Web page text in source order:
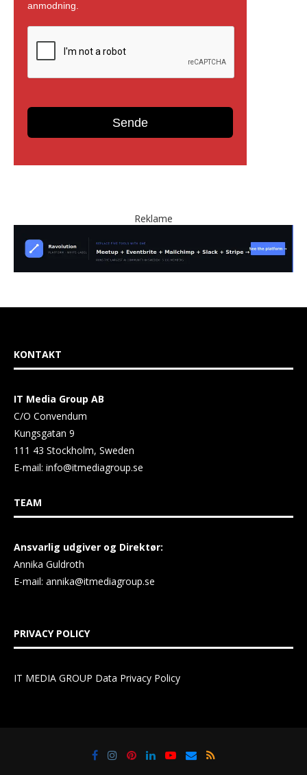
Reklame
KONTAKT
IT Media Group AB
C/O Convendum
Kungsgatan 9
111 43 Stockholm, Sweden
E-mail: info@itmediagroup.se
TEAM
Ansvarlig udgiver og Direktør:
Annika Guldroth
E-mail: annika@itmediagroup.se
PRIVACY POLICY
IT MEDIA GROUP Data Privacy Policy